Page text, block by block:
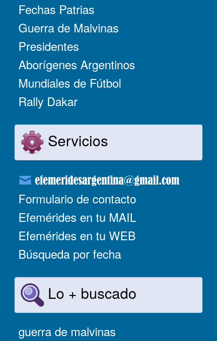
Fechas Patrias
Guerra de Malvinas
Presidentes
Aborígenes Argentinos
Mundiales de Fútbol
Rally Dakar
Servicios
Formulario de contacto
Efemérides en tu MAIL
Efemérides en tu WEB
Búsqueda por fecha
Lo + buscado
guerra de malvinas